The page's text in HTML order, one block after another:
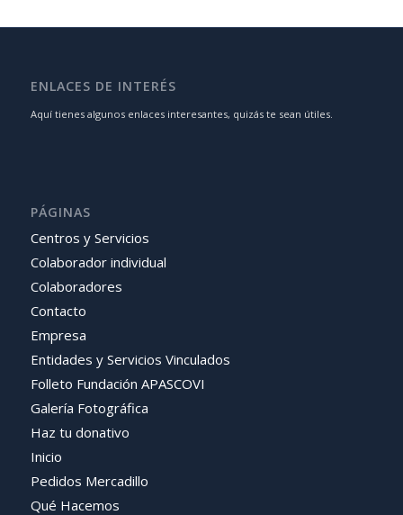
ENLACES DE INTERÉS
Aquí tienes algunos enlaces interesantes, quizás te sean útiles.
PÁGINAS
Centros y Servicios
Colaborador individual
Colaboradores
Contacto
Empresa
Entidades y Servicios Vinculados
Folleto Fundación APASCOVI
Galería Fotográfica
Haz tu donativo
Inicio
Pedidos Mercadillo
Qué Hacemos